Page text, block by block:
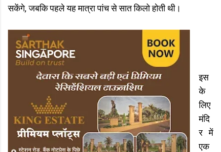
सकेंगे, जबकि पहले यह मात्रा पांच से सात किलो होती थी।
इस
के
लिए
मंदि
र में
एक